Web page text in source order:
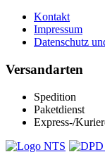
Kontakt
Impressum
Datenschutz
Versandarten
Spedition
Paketdienst
Express-/